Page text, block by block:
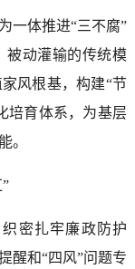
一体推进“三不腐”
被动灌输的传统模
风根基，构建“节
培育体系，为基层
。
密扎牢廉政防护
醒和“四风”问题专